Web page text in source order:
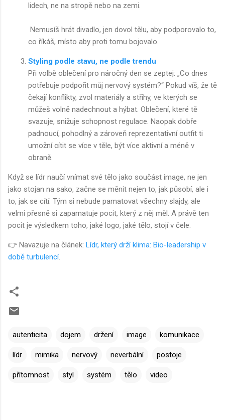
lidech, ne na stropě nebo na zemi.
Nemusíš hrát divadlo, jen dovol tělu, aby podporovalo to,
co říkáš, místo aby proti tomu bojovalo.
Styling podle stavu, ne podle trendu
Při volbě oblečení pro náročný den se zeptej: „Co dnes
potřebuje podpořit můj nervový systém?“ Pokud víš, že tě
čekají konflikty, zvol materiály a střihy, ve kterých se
můžeš volně nadechnout a hýbat. Oblečení, které tě
svazuje, snižuje schopnost regulace. Naopak dobře
padnoucí, pohodlný a zároveň reprezentativní outfit ti
umožní cítit se více v těle, být více aktivní a méně v
obraně.
Když se lídr naučí vnímat své tělo jako součást image, ne jen
jako stojan na sako, začne se měnit nejen to, jak působí, ale i
to, jak se cítí. Tým si nebude pamatovat všechny slajdy, ale
velmi přesně si zapamatuje pocit, který z něj měl. A právě ten
pocit je výsledkem toho, jaké logo, jaké tělo, stojí v čele.
👉 Navazuje na článek: Lídr, který drží klima: Bio-leadership v
době turbulencí.
autenticita dojem držení image komunikace
lídr mimika nervový neverbální postoje
přítomnost styl systém tělo video